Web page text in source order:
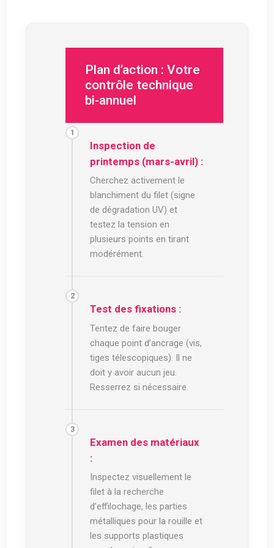
Plan d’action : Votre
contrôle technique
bi-annuel
Inspection de
printemps (mars-avril) :
Cherchez activement le
blanchiment du filet (signe
de dégradation UV) et
testez la tension en
plusieurs points en tirant
modérément.
Test des fixations :
Tentez de faire bouger
chaque point d’ancrage (vis,
tiges télescopiques). Il ne
doit y avoir aucun jeu.
Resserrez si nécessaire.
Examen des matériaux
:
Inspectez visuellement le
filet à la recherche
d’effilochage, les parties
métalliques pour la rouille et
les supports plastiques